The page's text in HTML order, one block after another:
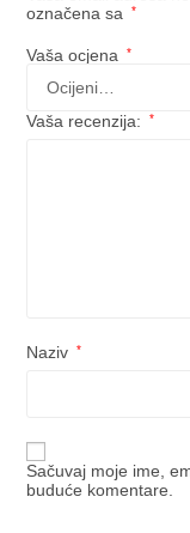
označena sa
*
Vaša ocjena *
Vaša recenzija: *
Naziv *
Sačuvaj moje ime,
buduće komentare.